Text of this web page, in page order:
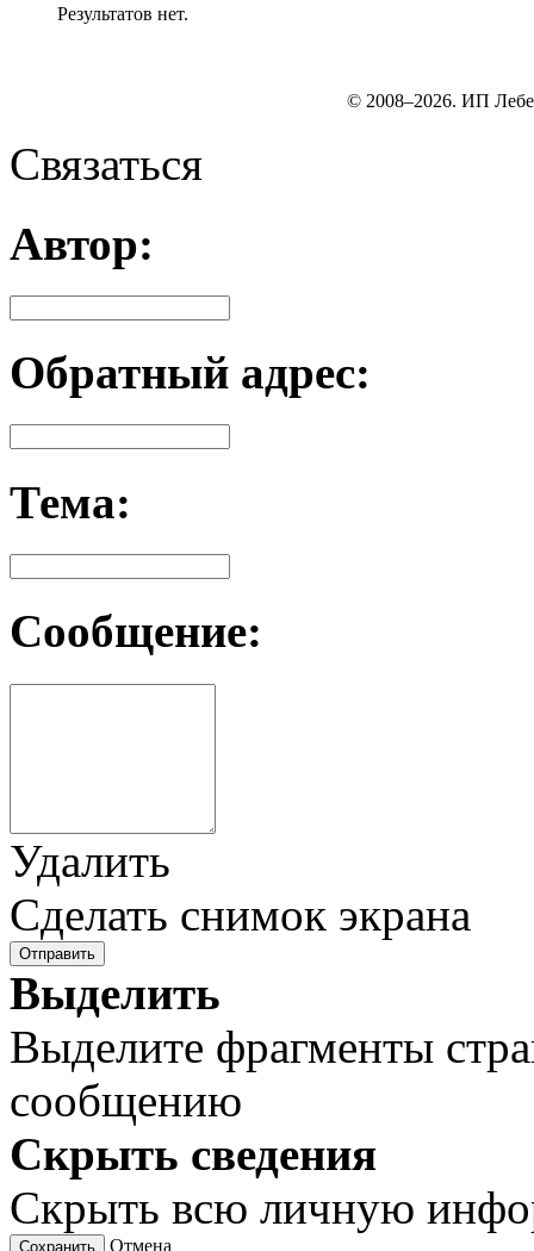
Результатов нет.
© 2008–2026. ИП
Связаться
Автор:
Обратный адрес:
Тема:
Сообщение:
Удалить
Сделать снимок экрана
Отправить
Выделить
Выделите фрагменты
сообщению
Скрыть сведения
Скрыть всю личную
Сохранить Отмена